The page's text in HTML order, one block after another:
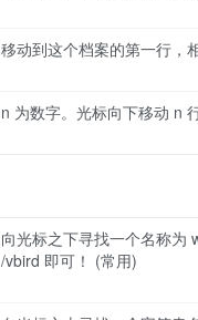
移动到这个档案的第一行，
n 为数字。光标向下移动 n
向光标之下寻找一个名称为
/vbird 即可！ (常用)